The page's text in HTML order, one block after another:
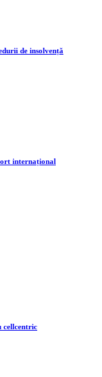
de insolvență
internațional
cellcentric